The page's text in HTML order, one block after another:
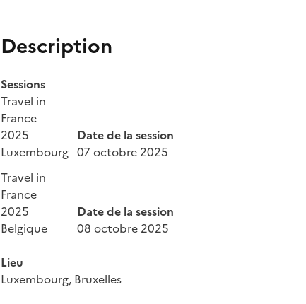
Description
Sessions
Travel in
France
2025
Luxembourg
Date de la session
07 octobre 2025
Travel in
France
2025
Belgique
Date de la session
08 octobre 2025
Lieu
Luxembourg, Bruxelles